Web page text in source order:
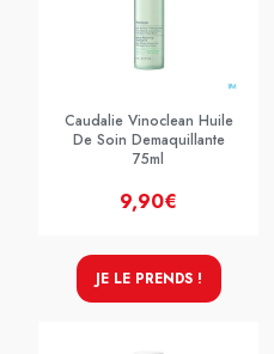
Caudalie Vinoclean Huile
De Soin Demaquillante
75ml
9,90€
JE LE PRENDS !